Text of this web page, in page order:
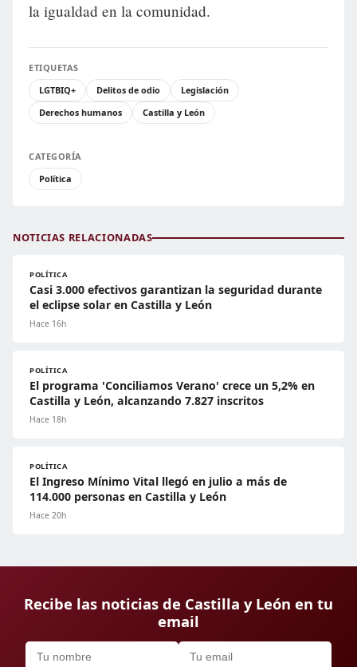
la igualdad en la comunidad.
ETIQUETAS
LGTBIQ+
Delitos de odio
Legislación
Derechos humanos
Castilla y León
CATEGORÍA
Política
NOTICIAS RELACIONADAS
POLÍTICA
Casi 3.000 efectivos garantizan la seguridad durante
el eclipse solar en Castilla y León
Hace 16h
POLÍTICA
El programa 'Conciliamos Verano' crece un 5,2% en
Castilla y León, alcanzando 7.827 inscritos
Hace 18h
POLÍTICA
El Ingreso Mínimo Vital llegó en julio a más de
114.000 personas en Castilla y León
Hace 20h
Recibe las noticias de Castilla y León en tu
email